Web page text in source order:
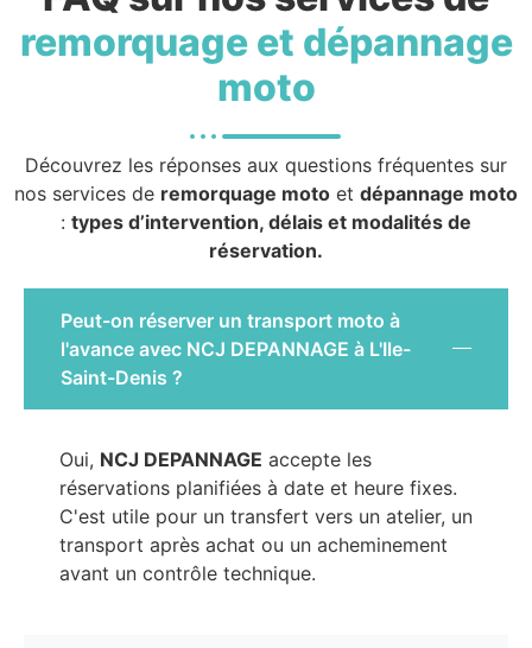
remorquage et dépannage
moto
Découvrez les réponses aux questions fréquentes sur
nos services de remorquage moto et dépannage moto
: types d’intervention, délais et modalités de
réservation.
Peut-on réserver un transport moto à
l'avance avec NCJ DEPANNAGE à L'Ile-
Saint-Denis ?
Oui, NCJ DEPANNAGE accepte les
réservations planifiées à date et heure fixes.
C'est utile pour un transfert vers un atelier, un
transport après achat ou un acheminement
avant un contrôle technique.